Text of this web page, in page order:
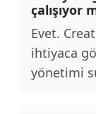
çalışıyor
Evet.
ihtiyaca
yönetimi